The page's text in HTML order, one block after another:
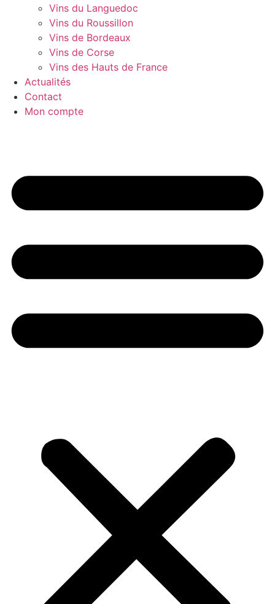
Vins du Languedoc
Vins du Roussillon
Vins de Bordeaux
Vins de Corse
Vins des Hauts de France
Actualités
Contact
Mon compte